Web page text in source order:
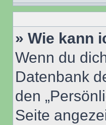
» Wie kann
Wenn du
Datenbank
den
Seite